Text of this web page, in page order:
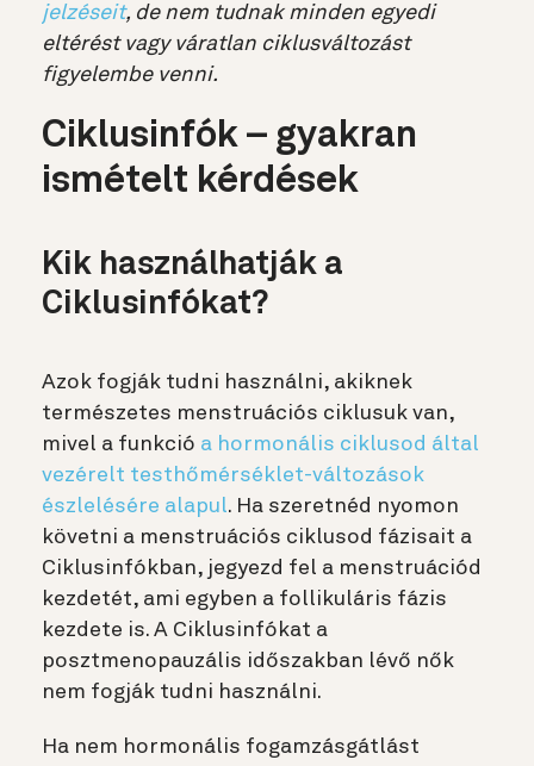
jelzéseit, de nem tudnak minden egyedi
eltérést vagy váratlan ciklusváltozást
figyelembe venni.
Ciklusinfók – gyakran
ismételt kérdések
Kik használhatják a
Ciklusinfókat?
Azok fogják tudni használni, akiknek
természetes menstruációs ciklusuk van,
mivel a funkció a hormonális ciklusod által
vezérelt testhőmérséklet-változások
észlelésére alapul. Ha szeretnéd nyomon
követni a menstruációs ciklusod fázisait a
Ciklusinfókban, jegyezd fel a menstruációd
kezdetét, ami egyben a follikuláris fázis
kezdete is. A Ciklusinfókat a
posztmenopauzális időszakban lévő nők
nem fogják tudni használni.
Ha nem hormonális fogamzásgátlást